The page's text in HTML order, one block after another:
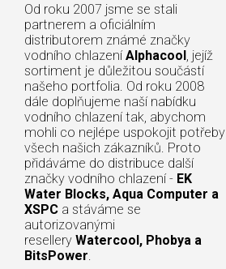
Od roku 2007 jsme se stali
partnerem a oficiálním
distributorem známé značky
vodního chlazení Alphacool, jejíž
sortiment je důležitou součástí
našeho portfolia. Od roku 2008
dále doplňujeme naší nabídku
vodního chlazení tak, abychom
mohli co nejlépe uspokojit potřeby
všech našich zákazníků. Proto
přidáváme do distribuce další
značky vodního chlazení - EK
Water Blocks, Aqua Computer a
XSPC a stáváme se
autorizovanými
resellery Watercool, Phobya a
BitsPower.